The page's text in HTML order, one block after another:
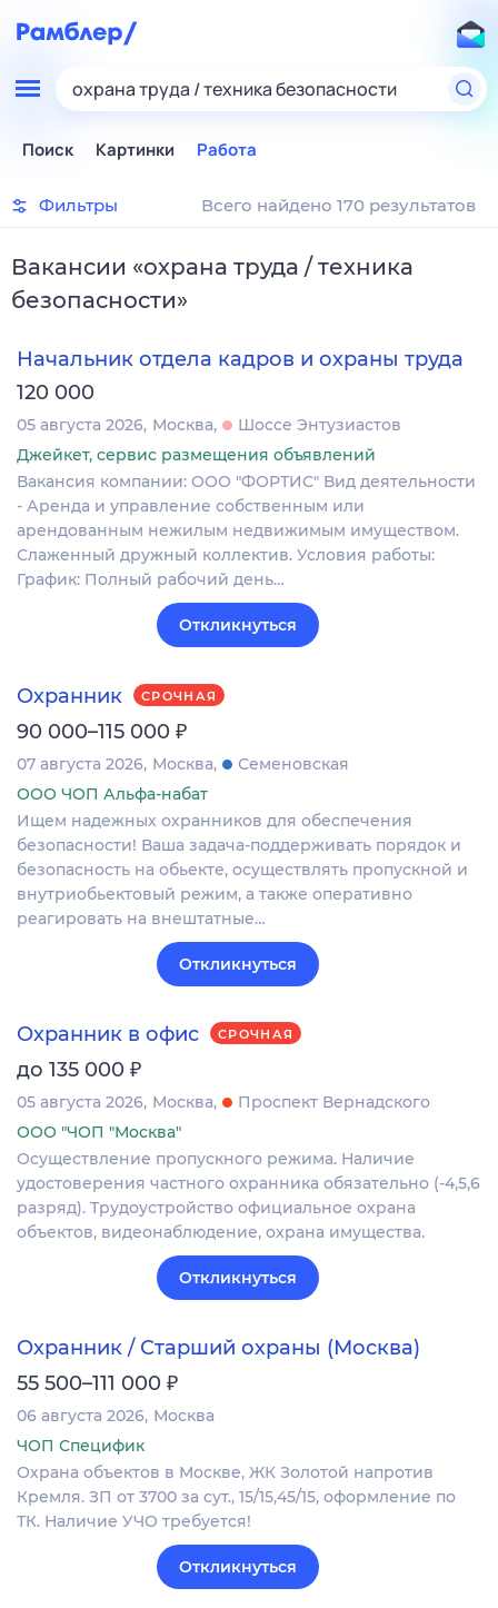
охрана труда / техника безопасности
Поиск Картинки Работа
Фильтры Всего найдено 170 результатов
Вакансии «охрана труда / техника
безопасности»
Начальник отдела кадров и охраны труда
120 000
05 августа 2026 Москва
Шоссе Энтузиастов
Джейкет, сервис размещения объявлений
Вакансия компании: ООО "ФОРТИС" Вид деятельности
- Аренда и управление собственным или
арендованным нежилым недвижимым имуществом.
Слаженный дружный коллектив. Условия работы:
График: Полный рабочий день…
Откликнуться
Охранник СРОЧНАЯ
90 000–115 000 ₽
07 августа 2026 Москва
Семеновская
ООО ЧОП Альфа-набат
Ищем надежных охранников для обеспечения
безопасности! Ваша задача-поддерживать порядок и
безопасность на обьекте, осуществлять пропускной и
внутриобьектовый режим, а также оперативно
реагировать на внештатные…
Откликнуться
Охранник в офис СРОЧНАЯ
до 135 000 ₽
05 августа 2026 Москва
Проспект Вернадского
ООО "ЧОП "Москва"
Осуществление пропускного режима. Наличие
удостоверения частного охранника обязательно (-4,5,6
разряд). Трудоустройство официальное охрана
объектов, видеонаблюдение, охрана имущества.
Откликнуться
Охранник / Старший охраны (Москва)
55 500–111 000 ₽
06 августа 2026 Москва
ЧОП Специфик
Охрана объектов в Москве, ЖК Золотой напротив
Кремля. ЗП от 3700 за сут., 15/15,45/15, оформление по
ТК. Наличие УЧО требуется!
Откликнуться